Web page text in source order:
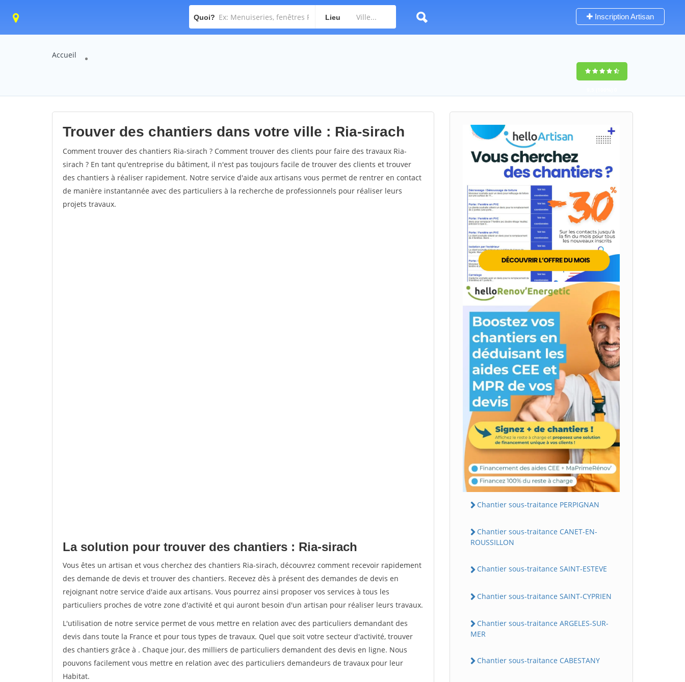
Quoi? Lieu Inscription Artisan
Accueil
Trouver des chantiers dans votre ville : Ria-sirach
Comment trouver des chantiers Ria-sirach ? Comment trouver des clients pour faire des travaux Ria-
sirach ? En tant qu'entreprise du bâtiment, il n'est pas toujours facile de trouver des clients et trouver
des chantiers à réaliser rapidement. Notre service d'aide aux artisans vous permet de rentrer en contact
de manière instantannée avec des particuliers à la recherche de professionnels pour réaliser leurs
projets travaux.
La solution pour trouver des chantiers : Ria-sirach
Vous êtes un artisan et vous cherchez des chantiers Ria-sirach, découvrez comment recevoir rapidement
des demande de devis et trouver des chantiers. Recevez dès à présent des demandes de devis en
rejoignant notre service d'aide aux artisans. Vous pourrez ainsi proposer vos services à tous les
particuliers proches de votre zone d'activité et qui auront besoin d'un artisan pour réaliser leurs travaux.
L'utilisation de notre service permet de vous mettre en relation avec des particuliers demandant des
devis dans toute la France et pour tous types de travaux. Quel que soit votre secteur d'activité, trouver
des chantiers grâce à . Chaque jour, des milliers de particuliers demandent des devis en ligne. Nous
pouvons facilement vous mettre en relation avec des particuliers demandeurs de travaux pour leur
Habitat.
Chantier sous-traitance PERPIGNAN
Chantier sous-traitance CANET-EN-
ROUSSILLON
Chantier sous-traitance SAINT-ESTEVE
Chantier sous-traitance SAINT-CYPRIEN
Chantier sous-traitance ARGELES-SUR-
MER
Chantier sous-traitance CABESTANY